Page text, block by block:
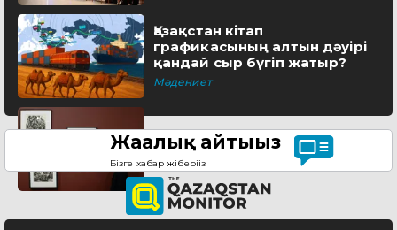
Қазақстан кітап
графикасының алтын дәуірі
қандай сыр бүгіп жатыр?
Мәдениет
Жаңалық айтыңыз
Бізге хабар жіберіңіз